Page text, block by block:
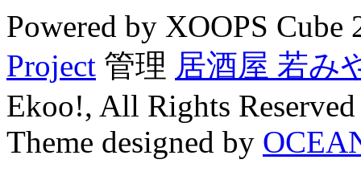
Powered by XOOPS
Project 管理 居酒屋 若み
Ekoo!, All Rights Reserved
Theme designed by